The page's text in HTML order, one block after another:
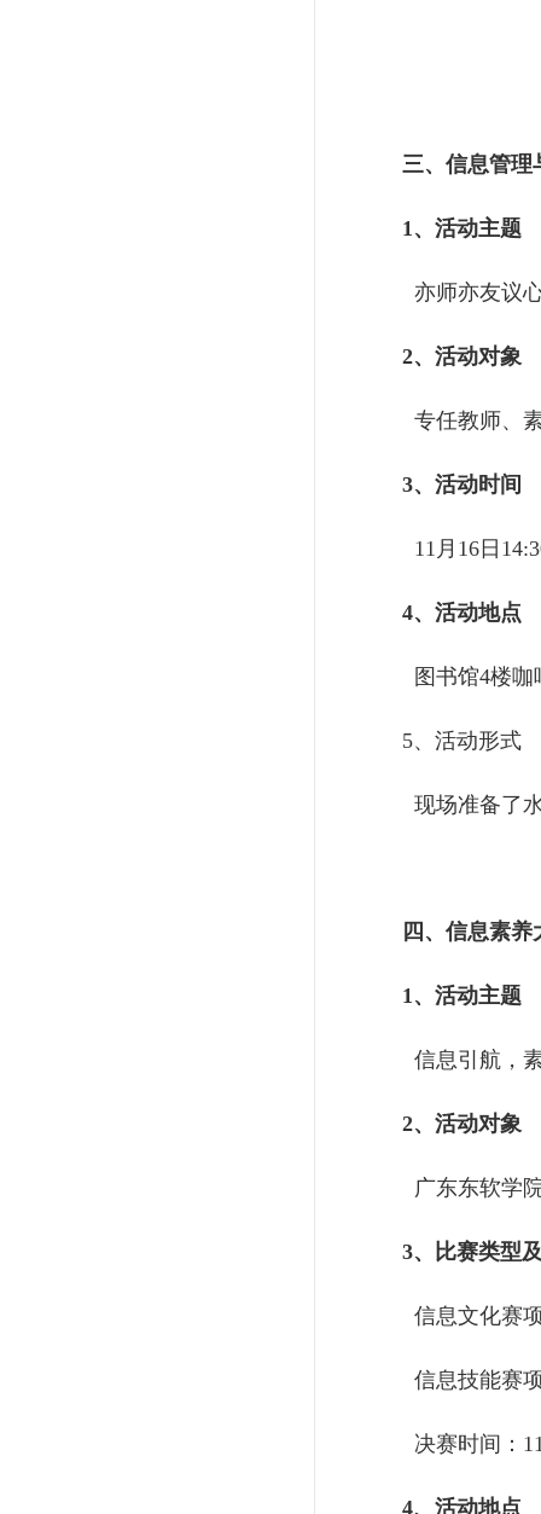
三、 信息管理
1、活动主题
亦师亦友议
2、活动对象
专任教师、
3、活动时间
11月16日
4、活动地点
图书馆4楼咖
5、活动形式
现场准备了
四、 信息素养
1、活动主题
信息引航，
2、活动对象
广东东软学
3、比赛类型
信息文化赛
信息技能赛
决赛时间：
4、活动地点